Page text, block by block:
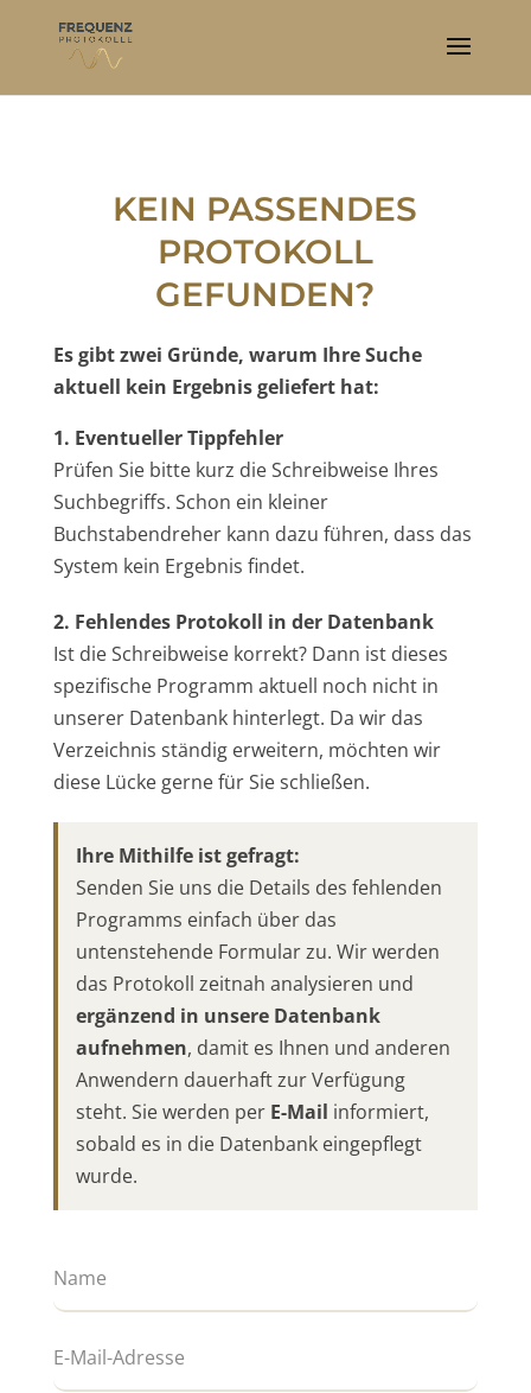
KEIN PASSENDES
PROTOKOLL
GEFUNDEN?
Es gibt zwei Gründe, warum Ihre Suche
aktuell kein Ergebnis geliefert hat:
1. Eventueller Tippfehler
Prüfen Sie bitte kurz die Schreibweise Ihres
Suchbegriffs. Schon ein kleiner
Buchstabendreher kann dazu führen, dass das
System kein Ergebnis findet.
2. Fehlendes Protokoll in der Datenbank
Ist die Schreibweise korrekt? Dann ist dieses
spezifische Programm aktuell noch nicht in
unserer Datenbank hinterlegt. Da wir das
Verzeichnis ständig erweitern, möchten wir
diese Lücke gerne für Sie schließen.
Ihre Mithilfe ist gefragt:
Senden Sie uns die Details des fehlenden
Programms einfach über das
untenstehende Formular zu. Wir werden
das Protokoll zeitnah analysieren und
ergänzend in unsere Datenbank
aufnehmen, damit es Ihnen und anderen
Anwendern dauerhaft zur Verfügung
steht. Sie werden per E-Mail informiert,
sobald es in die Datenbank eingepflegt
wurde.